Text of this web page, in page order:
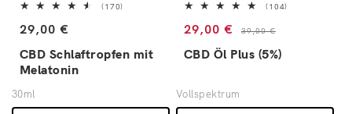
(170)170 Bewertungen insgesamt
Normaler Preis
29,00 €
CBD Schlaftropfen mit
Melatonin
30ml
(104)104
Verkaufspreis
29,00 € Normaler Preis
39,00 €
CBD Öl Plus (5%)
Vollspektrum